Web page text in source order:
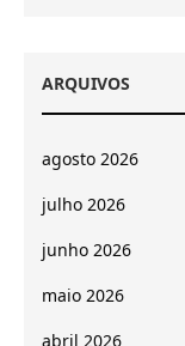
ARQUIVOS
agosto 2026
julho 2026
junho 2026
maio 2026
abril 2026